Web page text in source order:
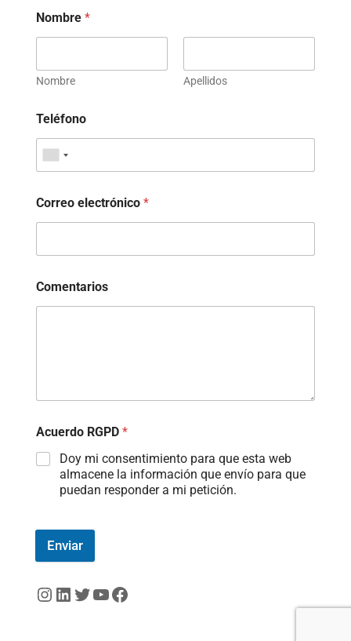
Nombre *
Nombre Apellidos
Teléfono
Correo electrónico *
Comentarios
Acuerdo RGPD *
Doy mi consentimiento para que esta web
almacene la información que envío para que
puedan responder a mi petición.
Enviar
Instagram
LinkedIn
Twitter
YouTube
Facebook